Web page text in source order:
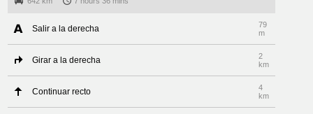
Salir a la derecha
79
m
Girar a la derecha
2
km
Continuar recto
4
km